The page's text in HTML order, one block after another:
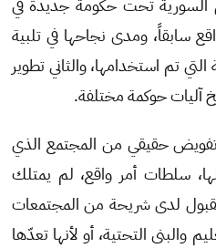
أغلب الأراضي السورية تحت حكومة جديدة في
سابقاً، ومدى نجاحها في تلبية
تم استخدامها، والثاني تطوير
آليات حوكمة مختلفة.
حقيقي من المجتمع الذي
سلطات أمر واقع، لم يمتلك
لدى شريحة من المجتمعات
والبنى التحتية، أو لأنها تعدّها